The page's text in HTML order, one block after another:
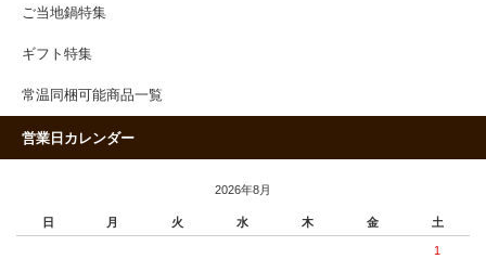
ご当地鍋特集
ギフト特集
常温同梱可能商品一覧
営業日カレンダー
2026年8月
日 月 火 水 木 金 土
1